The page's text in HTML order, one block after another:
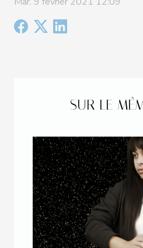
SUR LE